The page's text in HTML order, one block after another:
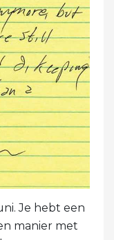
Je hebt een
manier met